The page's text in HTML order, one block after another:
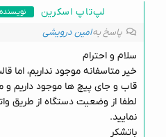
لپ‌تاپ اسکرین نویسنده
پاسخ بهامین درویشی
سلام و احترام
خیر متاسفانه موجود نداریم، اما
قاب و جای پیچ ها موجود داریم و
لطفا از وضعیت دستگاه از طریق
نمایید.
باتشکر